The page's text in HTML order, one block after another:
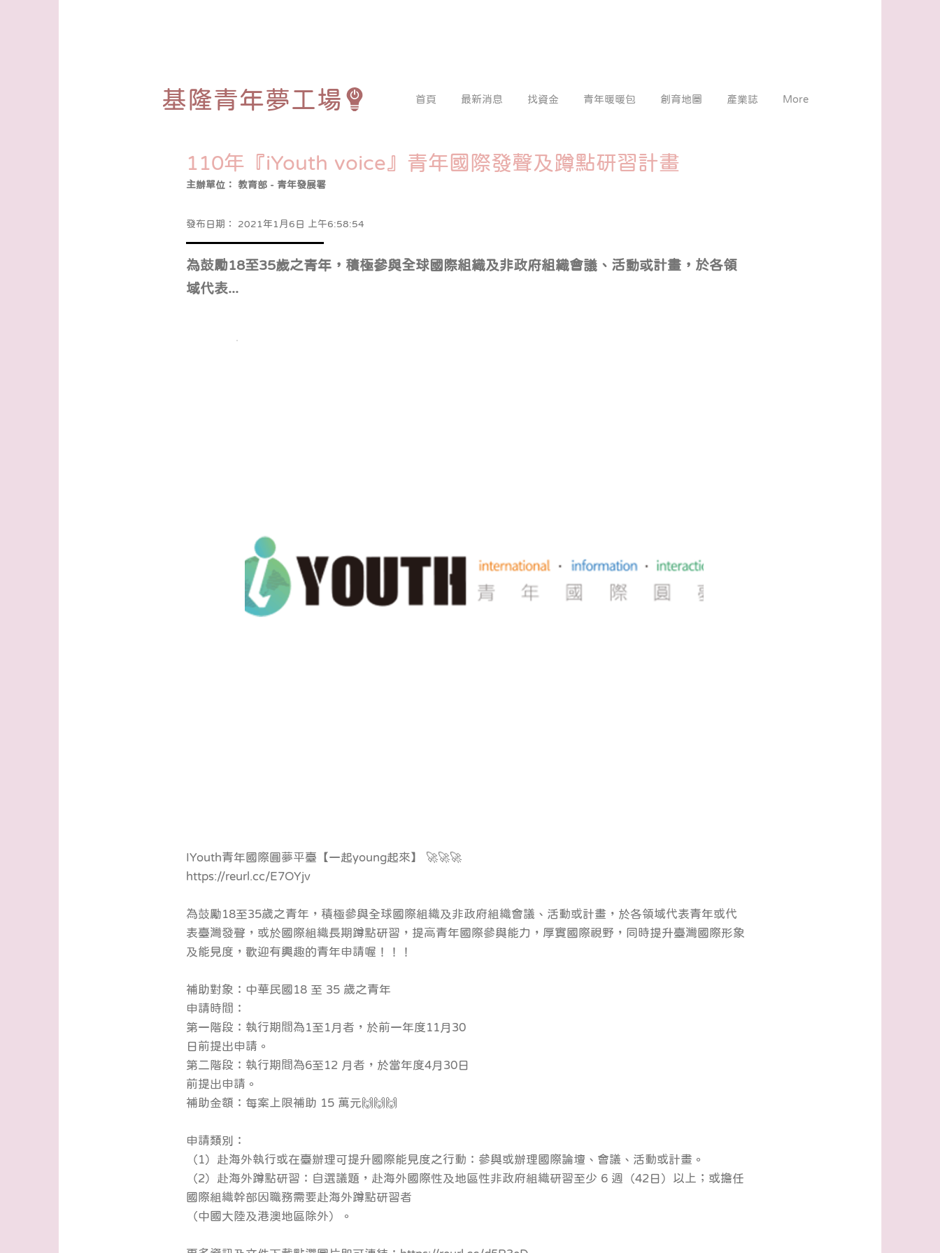
基隆青年夢工場 首頁 最新消息 找資金 青年暖暖包 創育地圖 產業誌 More
110年『iYouth voice』青年國際發聲及蹲點研習計畫
主辦單位： 教育部 - 青年發展署
發布日期： 2021年1月6日 上午6:58:54
為鼓勵18至35歲之青年，積極參與全球國際組織及非政府組織會議、活動或計畫，於各領
域代表...
IYouth青年國際圓夢平臺【一起young起來】 🚀🚀🚀
https://reurl.cc/E7OYjv
為鼓勵18至35歲之青年，積極參與全球國際組織及非政府組織會議、活動或計畫，於各領域代表青年或代
表臺灣發聲，或於國際組織長期蹲點研習，提高青年國際參與能力，厚實國際視野，同時提升臺灣國際形象
及能見度，歡迎有興趣的青年申請喔！！！
補助對象：中華民國18 至 35 歲之青年
申請時間：
第一階段：執行期間為1至1月者，於前一年度11月30
日前提出申請。
第二階段：執行期間為6至12 月者，於當年度4月30日
前提出申請。
補助金額：每案上限補助 15 萬元🙌🙌🙌
申請類別：
（1）赴海外執行或在臺辦理可提升國際能見度之行動：參與或辦理國際論壇、會議、活動或計畫。
（2）赴海外蹲點研習：自選議題，赴海外國際性及地區性非政府組織研習至少 6 週（42日）以上；或擔任
國際組織幹部因職務需要赴海外蹲點研習者
（中國大陸及港澳地區除外）。